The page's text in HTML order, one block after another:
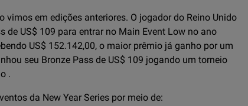
vimos em edições anteriores. O jogador do Reino Unido
de US$ 109 para entrar no Main Event Low no ano
US$ 152.142,00, o maior prêmio já ganho por um
seu Bronze Pass de US$ 109 jogando um torneio
.
da New Year Series por meio de: